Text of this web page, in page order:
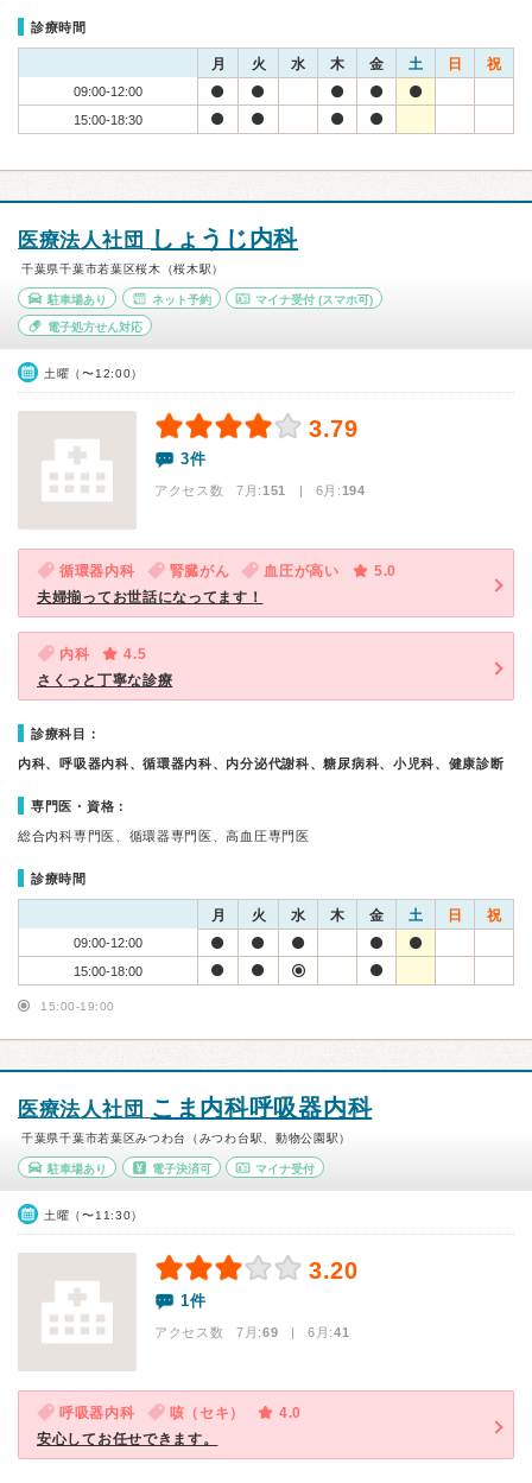
診療時間
月 火 水 木 金 土 日 祝
09:00-12:00
15:00-18:30
医療法人社団 しょうじ内科
千葉県千葉市若葉区桜木（桜木駅）
駐車場あり ネット予約 マイナ受付 (スマホ可)
電子処方せん対応
土曜（〜12:00）
3.79
3件
アクセス数 7月:151 | 6月:194
循環器内科 腎臓がん 血圧が高い
5.0
夫婦揃ってお世話になってます！
内科
4.5
さくっと丁寧な診療
診療科目：
内科、呼吸器内科、循環器内科、内分泌代謝科、糖尿病科、小児科、健康診断
専門医・資格：
総合内科専門医、循環器専門医、高血圧専門医
診療時間
月 火 水 木 金 土 日 祝
09:00-12:00
15:00-18:00
15:00-19:00
医療法人社団 こま内科呼吸器内科
千葉県千葉市若葉区みつわ台（みつわ台駅、動物公園駅）
駐車場あり 電子決済可 マイナ受付
土曜（〜11:30）
3.20
1件
アクセス数 7月:69 | 6月:41
呼吸器内科 咳（セキ）
4.0
安心してお任せできます。